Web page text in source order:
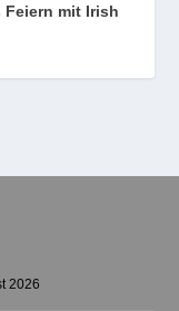
Feiern mit Irish
2026